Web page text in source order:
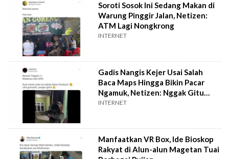
Soroti Sosok Ini Sedang Makan di
Warung Pinggir Jalan, Netizen:
ATM Lagi Nongkrong
INTERNET
Gadis Nangis Kejer Usai Salah
Baca Maps Hingga Bikin Pacar
Ngamuk, Netizen: Nggak Gitu
Juga Mbak
INTERNET
Manfaatkan VR Box, Ide Bioskop
Rakyat di Alun-alun Magetan Tuai